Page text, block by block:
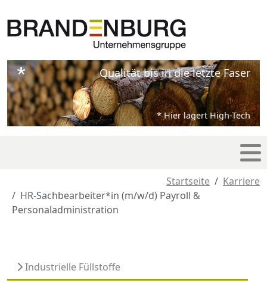
* Hier lagert High-Tech
Qualität bis in die letzte Faser
Startseite
Karriere
HR-Sachbearbeiter*in (m/w/d) Payroll &
Personaladministration
Industrielle Füllstoffe